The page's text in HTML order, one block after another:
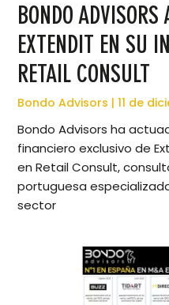
BONDO ADVISORS
EXTENDIT EN SU
RETAIL CONSULT
Bondo Advisors 11 de
Bondo Advisors ha
financiero exclusivo de
en Retail Consult,
portuguesa
sector